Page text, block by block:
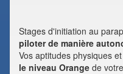
Stages d'initiation au
piloter de manière
Vos aptitudes physiques
le niveau Orange de